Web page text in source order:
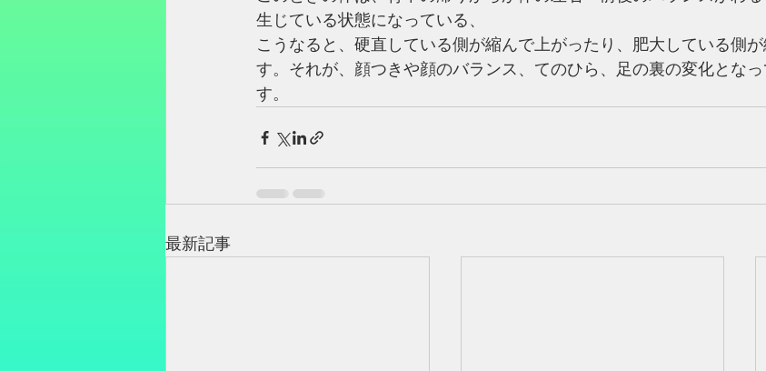
生じている状態になっている、
こうなると、硬直している側が縮んで上がったり、肥大している側
す。それが、顔つきや顔のバランス、てのひら、足の裏の変化とな
す。
最新記事